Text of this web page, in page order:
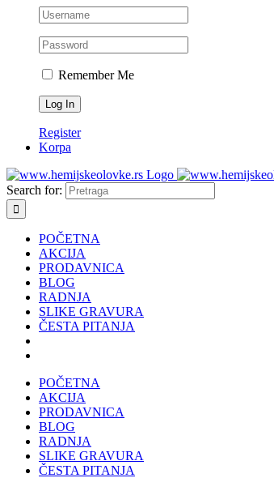
Remember Me
Register
Korpa
Search for:
POČETNA
AKCIJA
PRODAVNICA
BLOG
RADNJA
SLIKE GRAVURA
ČESTA PITANJA
POČETNA
AKCIJA
PRODAVNICA
BLOG
RADNJA
SLIKE GRAVURA
ČESTA PITANJA